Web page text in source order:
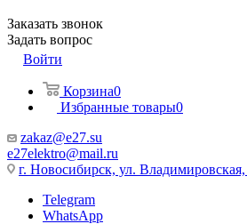
Заказать звонок
Задать вопрос
Войти
Корзина0
Избранные товары0
zakaz@e27.su
e27elektro@mail.ru
г. Новосибирск, ул. Владимировская,
Telegram
WhatsApp